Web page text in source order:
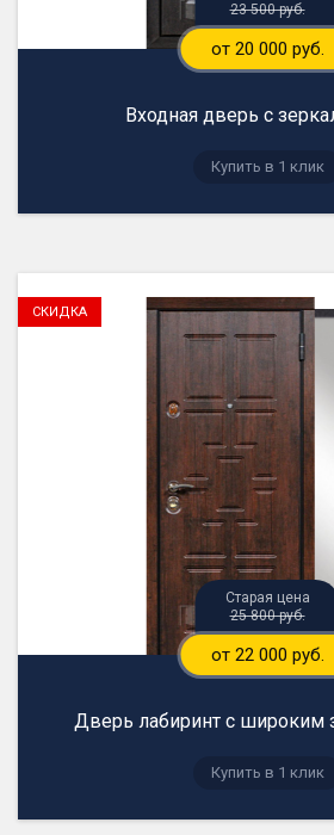
23 500 руб.
от 20 000 руб.
Входная дверь с
25 800 руб.
от 22 000 руб.
Дверь лабиринт с широким